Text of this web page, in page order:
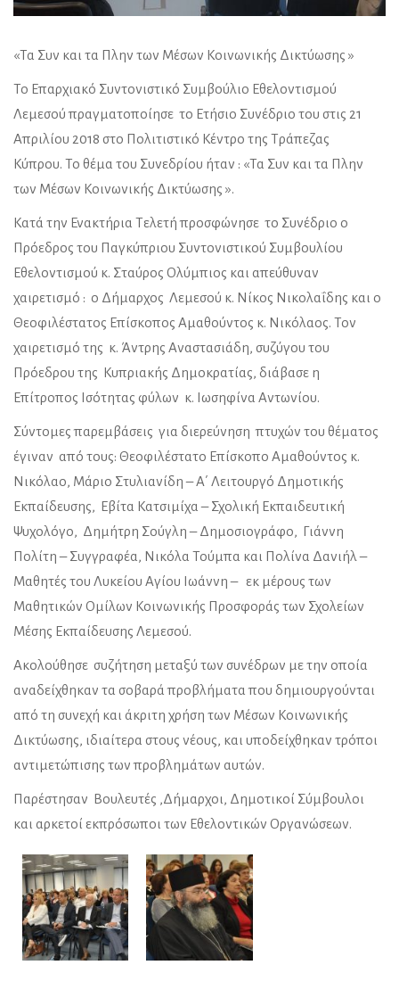
«Τα Συν και τα Πλην των Μέσων Κοινωνικής Δικτύωσης »
Το Επαρχιακό Συντονιστικό Συμβούλιο Εθελοντισμού
Λεμεσού πραγματοποίησε το Ετήσιο Συνέδριο του στις 21
Απριλίου 2018 στο Πολιτιστικό Κέντρο της Τράπεζας
Κύπρου. Το θέμα του Συνεδρίου ήταν : «Τα Συν και τα Πλην
των Μέσων Κοινωνικής Δικτύωσης ».
Κατά την Ενακτήρια Τελετή προσφώνησε το Συνέδριο ο
Πρόεδρος του Παγκύπριου Συντονιστικού Συμβουλίου
Εθελοντισμού κ. Σταύρος Ολύμπιος και απεύθυναν
χαιρετισμό : ο Δήμαρχος Λεμεσού κ. Νίκος Νικολαΐδης και ο
Θεοφιλέστατος Επίσκοπος Αμαθούντος κ. Νικόλαος. Τον
χαιρετισμό της κ. Άντρης Αναστασιάδη, συζύγου του
Πρόεδρου της Κυπριακής Δημοκρατίας, διάβασε η
Επίτροπος Ισότητας φύλων κ. Ιωσηφίνα Αντωνίου.
Σύντομες παρεμβάσεις για διερεύνηση πτυχών του θέματος
έγιναν από τους: Θεοφιλέστατο Επίσκοπο Αμαθούντος κ.
Νικόλαο, Μάριο Στυλιανίδη – Α΄ Λειτουργό Δημοτικής
Εκπαίδευσης, Εβίτα Κατσιμίχα – Σχολική Εκπαιδευτική
Ψυχολόγο, Δημήτρη Σούγλη – Δημοσιογράφο, Γιάννη
Πολίτη – Συγγραφέα, Νικόλα Τούμπα και Πολίνα Δανιήλ –
Μαθητές του Λυκείου Αγίου Ιωάννη – εκ μέρους των
Μαθητικών Ομίλων Κοινωνικής Προσφοράς των Σχολείων
Μέσης Εκπαίδευσης Λεμεσού.
Ακολούθησε συζήτηση μεταξύ των συνέδρων με την οποία
αναδείχθηκαν τα σοβαρά προβλήματα που δημιουργούνται
από τη συνεχή και άκριτη χρήση των Μέσων Κοινωνικής
Δικτύωσης, ιδιαίτερα στους νέους, και υποδείχθηκαν τρόποι
αντιμετώπισης των προβλημάτων αυτών.
Παρέστησαν Βουλευτές ,Δήμαρχοι, Δημοτικοί Σύμβουλοι
και αρκετοί εκπρόσωποι των Εθελοντικών Οργανώσεων.